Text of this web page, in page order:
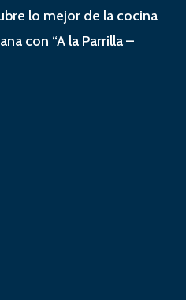
lo mejor de la cocina
con “A la Parrilla –